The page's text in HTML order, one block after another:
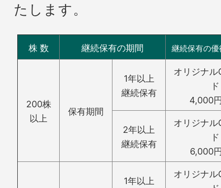
たします。
株 数 継続保有の期間 継続保有の
200株
以上
保有期間
1年以上
継続保有
オリジナル
ド
4,000
2年以上
継続保有
オリジナル
ド
6,000
1年以上
オリジナル